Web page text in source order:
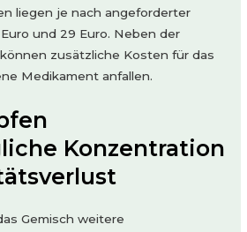
liegen je nach angeforderter
und 29 Euro. Neben der
zusätzliche Kosten für das
Medikament anfallen.
Konzentration
Gemisch weitere